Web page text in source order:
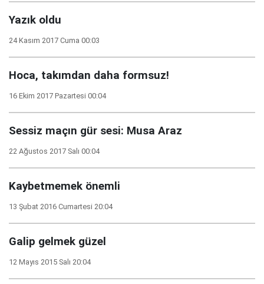
Yazık oldu
24 Kasım 2017 Cuma 00:03
Hoca, takımdan daha formsuz!
16 Ekim 2017 Pazartesi 00:04
Sessiz maçın gür sesi: Musa Araz
22 Ağustos 2017 Salı 00:04
Kaybetmemek önemli
13 Şubat 2016 Cumartesi 20:04
Galip gelmek güzel
12 Mayıs 2015 Salı 20:04